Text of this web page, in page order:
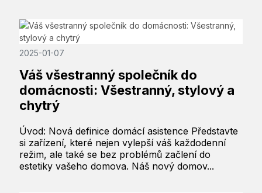
2025-01-07
Váš všestranný společník do
domácnosti: Všestranný, stylový a
chytrý
Úvod: Nová definice domácí asistence Představte
si zařízení, které nejen vylepší váš každodenní
režim, ale také se bez problémů začlení do
estetiky vašeho domova. Náš nový domov...